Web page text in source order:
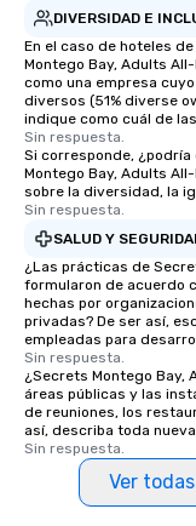
DIVERSIDAD E
En el caso de hoteles
Montego Bay, Adults
como una empresa
diversos (51% diverse
indique como cuál de
Sin respuesta.
Si corresponde,
Montego Bay, Adults
sobre la diversidad, la
Sin respuesta.
SALUD Y
¿Las prácticas de
formularon de acuerdo
hechas por
privadas? De ser así,
empleadas para
Sin respuesta.
¿Secrets Montego Bay,
áreas públicas y las
de reuniones, los
así, describa toda
Sin respuesta.
Ver